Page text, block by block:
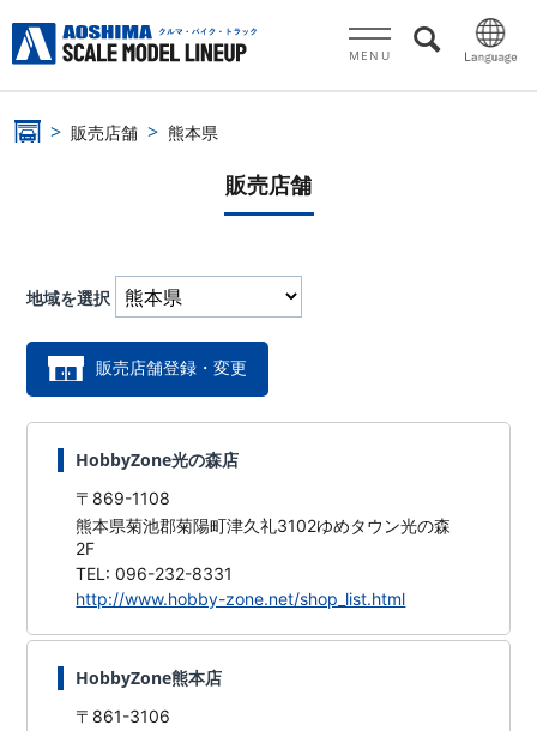
MENU
販売店舗 熊本県
販売店舗
地域を選択
販売店舗登録・変更
HobbyZone光の森店
〒869-1108
熊本県菊池郡菊陽町津久礼3102ゆめタウン光の森
2F
TEL: 096-232-8331
http://www.hobby-zone.net/shop_list.html
HobbyZone熊本店
〒861-3106